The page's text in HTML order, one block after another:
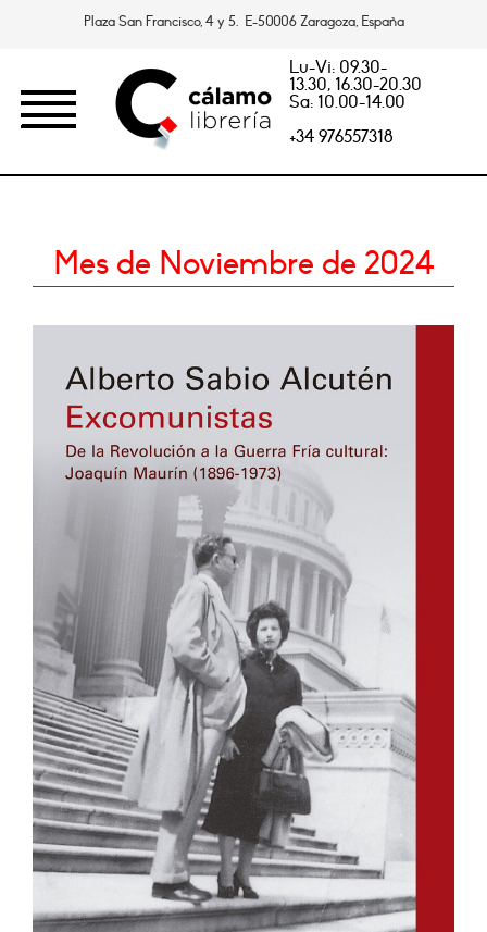
Plaza San Francisco, 4 y 5. E-50006 Zaragoza, España
Lu-Vi: 09.30-
13.30, 16.30-20.30
Sa: 10.00-14.00
+34 976557318
Mes de Noviembre de 2024